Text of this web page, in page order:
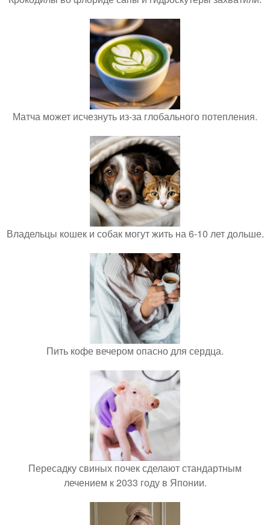
Матча может исчезнуть из-за глобального потепления.
Владельцы кошек и собак могут жить на 6-10 лет дольше.
Пить кофе вечером опасно для сердца.
Пересадку свиных почек сделают стандартным
лечением к 2033 году в Японии.